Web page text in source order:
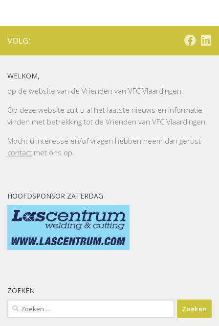
VOLG:
WELKOM,
op de website van de Vrienden van VFC Vlaardingen.
Op deze website zult u al het laatste nieuws en informatie
vinden met betrekking tot de Vrienden van VFC Vlaardingen.
Mocht u interesse en/of vragen hebben neem dan gerust
contact met ons op.
HOOFDSPONSOR ZATERDAG
ZOEKEN
Zoeken
naar: